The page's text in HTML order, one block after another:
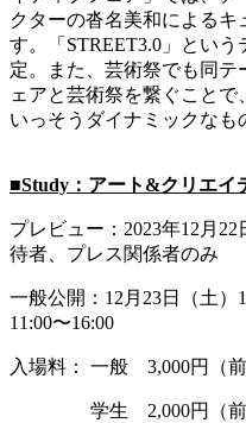
クターの沓名美和によるキ
す。「STREET3.0」とい
定。また、芸術祭でも同テ
ェアと芸術祭を繋ぐこと
いっそうダイナミックなも
■Study：アート&クリエ
プレビュー：2023年12月
待者、プレス関係者のみ
一般公開：12月23日（土）
11:00〜16:00
入場料： 一般 3,000円（前
学生 2,000円（前売